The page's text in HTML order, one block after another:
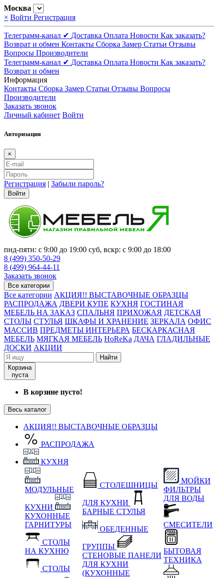
Москва
× Войти Регистрация
Телеграмм-канал ✔ Доставка Оплата Новости Как заказать?
Возврат и обмен Контакты Сборка Замер Статьи Отзывы
Вопросы Производители
Телеграмм-канал ✔ Доставка Оплата Новости Как заказать?
Возврат и обмен
Информация
Контакты Сборка Замер Статьи Отзывы Вопросы
Производители
Заказать звонок
Личный кабинет Войти
Авторизация
×
Регистрация | Забыли пароль?
Войти
пнд-пятн: с 9:00 до 19:00 суб, вскр: с 9:00 до 18:00
8 (499) 350-50-29
8 (499) 964-44-11
Заказать звонок
Все категории
Все категории АКЦИЯ!! ВЫСТАВОЧНЫЕ ОБРАЗЦЫ
РАСПРОДАЖА ДВЕРИ КУПЕ КУХНЯ ГОСТИНАЯ
МЕБЕЛЬ НА ЗАКАЗ СПАЛЬНЯ ПРИХОЖАЯ ДЕТСКАЯ
СТОЛЫ СТУЛЬЯ ШКАФЫ И ХРАНЕНИЕ ЗЕРКАЛА ОФИС
МАССИВ ПРЕДМЕТЫ ИНТЕРЬЕРА БЕСКАРКАСНАЯ
МЕБЕЛЬ МЯГКАЯ МЕБЕЛЬ HoReKa ДАЧА ГЛАДИЛЬНЫЕ
ДОСКИ АКЦИИ
Найти
Корзина
пуста
В корзине пусто!
Весь каталог
АКЦИЯ!! ВЫСТАВОЧНЫЕ ОБРАЗЦЫ
РАСПРОДАЖА
КУХНЯ
МОДУЛЬНЫЕ
КУХНИ
КУХОННЫЕ
ГАРНИТУРЫ
СТОЛЫ
НА КУХНЮ
СТОЛЫ
СТОЛЕШНИЦЫ
ДЛЯ КУХНИ
БАРНЫЕ СТУЛЬЯ
ОБЕДЕННЫЕ
ГРУППЫ
СТЕНОВЫЕ ПАНЕЛИ
ДЛЯ КУХНИ
(КУХОННЫЕ
МОЙКИ
ФИЛЬТРЫ
ДЛЯ ВОДЫ
СМЕСИТЕЛИ
БЫТОВАЯ
ТЕХНИКА